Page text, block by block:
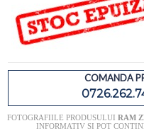
COMANDA
FOTOGRAFIILE PRODUSULUI RAM
INFORMATIV SI POT